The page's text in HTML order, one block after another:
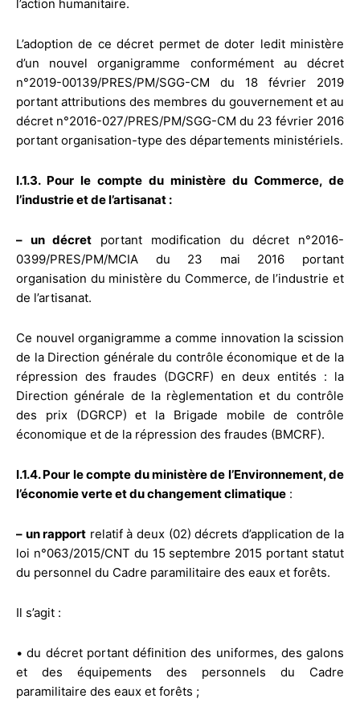
l’action humanitaire.
L’adoption de ce décret permet de doter ledit ministère
d’un nouvel organigramme conformément au décret
n°2019-00139/PRES/PM/SGG-CM du 18 février 2019
portant attributions des membres du gouvernement et au
décret n°2016-027/PRES/PM/SGG-CM du 23 février 2016
portant organisation-type des départements ministériels.
I.1.3. Pour le compte du ministère du Commerce, de
l’industrie et de l’artisanat :
– un décret portant modification du décret n°2016-
0399/PRES/PM/MCIA du 23 mai 2016 portant
organisation du ministère du Commerce, de l’industrie et
de l’artisanat.
Ce nouvel organigramme a comme innovation la scission
de la Direction générale du contrôle économique et de la
répression des fraudes (DGCRF) en deux entités : la
Direction générale de la règlementation et du contrôle
des prix (DGRCP) et la Brigade mobile de contrôle
économique et de la répression des fraudes (BMCRF).
I.1.4. Pour le compte du ministère de l’Environnement, de
l’économie verte et du changement climatique :
– un rapport relatif à deux (02) décrets d’application de la
loi n°063/2015/CNT du 15 septembre 2015 portant statut
du personnel du Cadre paramilitaire des eaux et forêts.
Il s’agit :
• du décret portant définition des uniformes, des galons
et des équipements des personnels du Cadre
paramilitaire des eaux et forêts ;